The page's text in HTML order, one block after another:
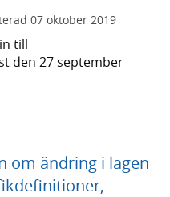
07 oktober 2019
till
den 27 september
om ändring i lagen